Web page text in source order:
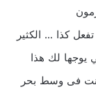
كذا … الكثير
يوجها لك هذا
أنت فى وسط بحر